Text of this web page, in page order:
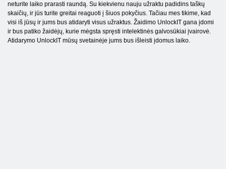
neturite laiko prarasti raundą. Su kiekvienu nauju užraktu padidins taškų
skaičių, ir jūs turite greitai reaguoti į šiuos pokyčius. Tačiau mes tikime, kad
visi iš jūsų ir jums bus atidaryti visus užraktus. Žaidimo UnlockIT gana įdomi
ir bus patiko žaidėjų, kurie mėgsta spręsti intelektinės galvosūkiai įvairovė.
Atidarymo UnlockIT mūsų svetainėje jums bus išleisti įdomus laiko.